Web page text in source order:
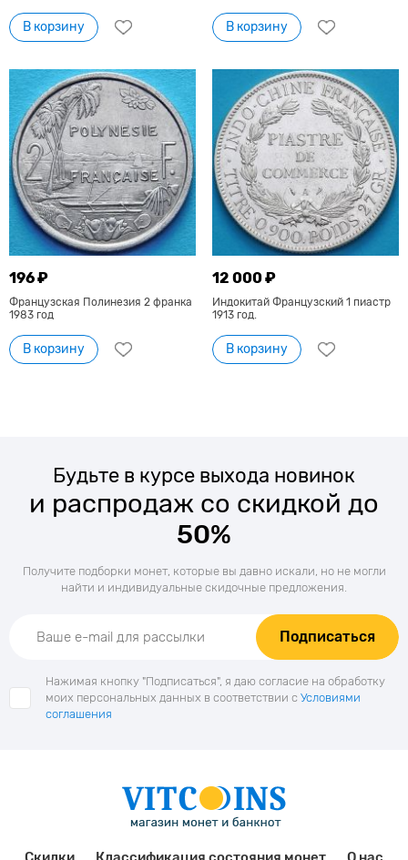
В корзину В корзину
196 ₽
Французская Полинезия 2 франка
1983 год
В корзину
12 000 ₽
Индокитай Французский 1 пиастр
1913 год.
В корзину
Будьте в курсе выхода новинок
и распродаж со скидкой до
50%
Получите подборки монет, которые вы давно искали, но не могли
найти и индивидуальные скидочные предложения.
Подписаться
Нажимая кнопку "Подписаться", я даю согласие на обработку
моих персональных данных в соответствии с Условиями
соглашения